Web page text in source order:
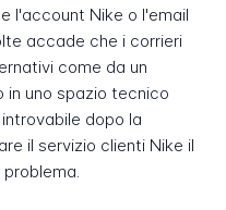
l'account Nike o l'email
accade che i corrieri
come da un
uno spazio tecnico
dopo la
il servizio clienti Nike il